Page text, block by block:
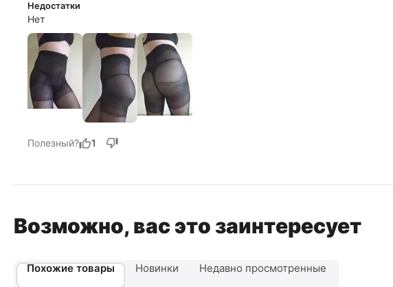
Недостатки
Нет
Полезный? 1
Возможно, вас это заинтересует
Похожие товары Новинки Недавно просмотренные